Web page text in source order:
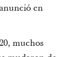
en
muchos